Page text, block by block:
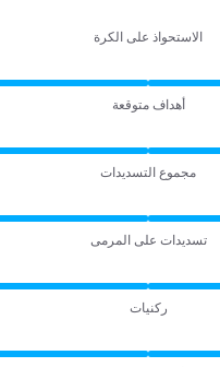
الاستحواذ على الكرة
أهداف متوقعة
مجموع التسديدات
تسديدات على المرمى
ركنيات